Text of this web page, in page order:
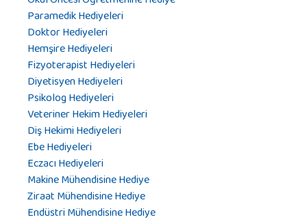
Paramedik Hediyeleri
Doktor Hediyeleri
Hemşire Hediyeleri
Fizyoterapist Hediyeleri
Diyetisyen Hediyeleri
Psikolog Hediyeleri
Veteriner Hekim Hediyeleri
Diş Hekimi Hediyeleri
Ebe Hediyeleri
Eczacı Hediyeleri
Makine Mühendisine Hediye
Ziraat Mühendisine Hediye
Endüstri Mühendisine Hediye